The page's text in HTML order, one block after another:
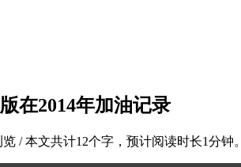
在2014年加油记录
览 /本文共计12个字，预计阅读时长1分钟。